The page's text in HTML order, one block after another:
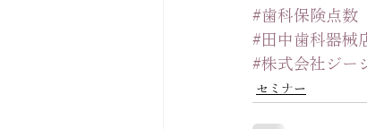
#歯科保険点数
#田中歯科器械
#株式会社ジー
セミナー